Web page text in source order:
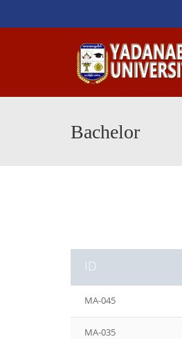
Bachelor
ID
MA-045
MA-035